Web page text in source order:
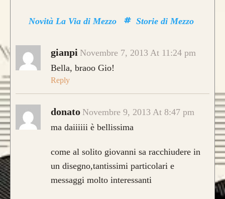
Novità La Via di Mezzo Storie di Mezzo
gianpi Novembre 7, 2013 At 11:24 pm
Bella, braoo Gio!
Reply
donato Novembre 9, 2013 At 8:47 pm
ma daiiiiii è bellissima
come al solito giovanni sa racchiudere in
un disegno,tantissimi particolari e
messaggi molto interessanti